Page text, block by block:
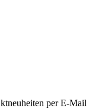
per E-Mail